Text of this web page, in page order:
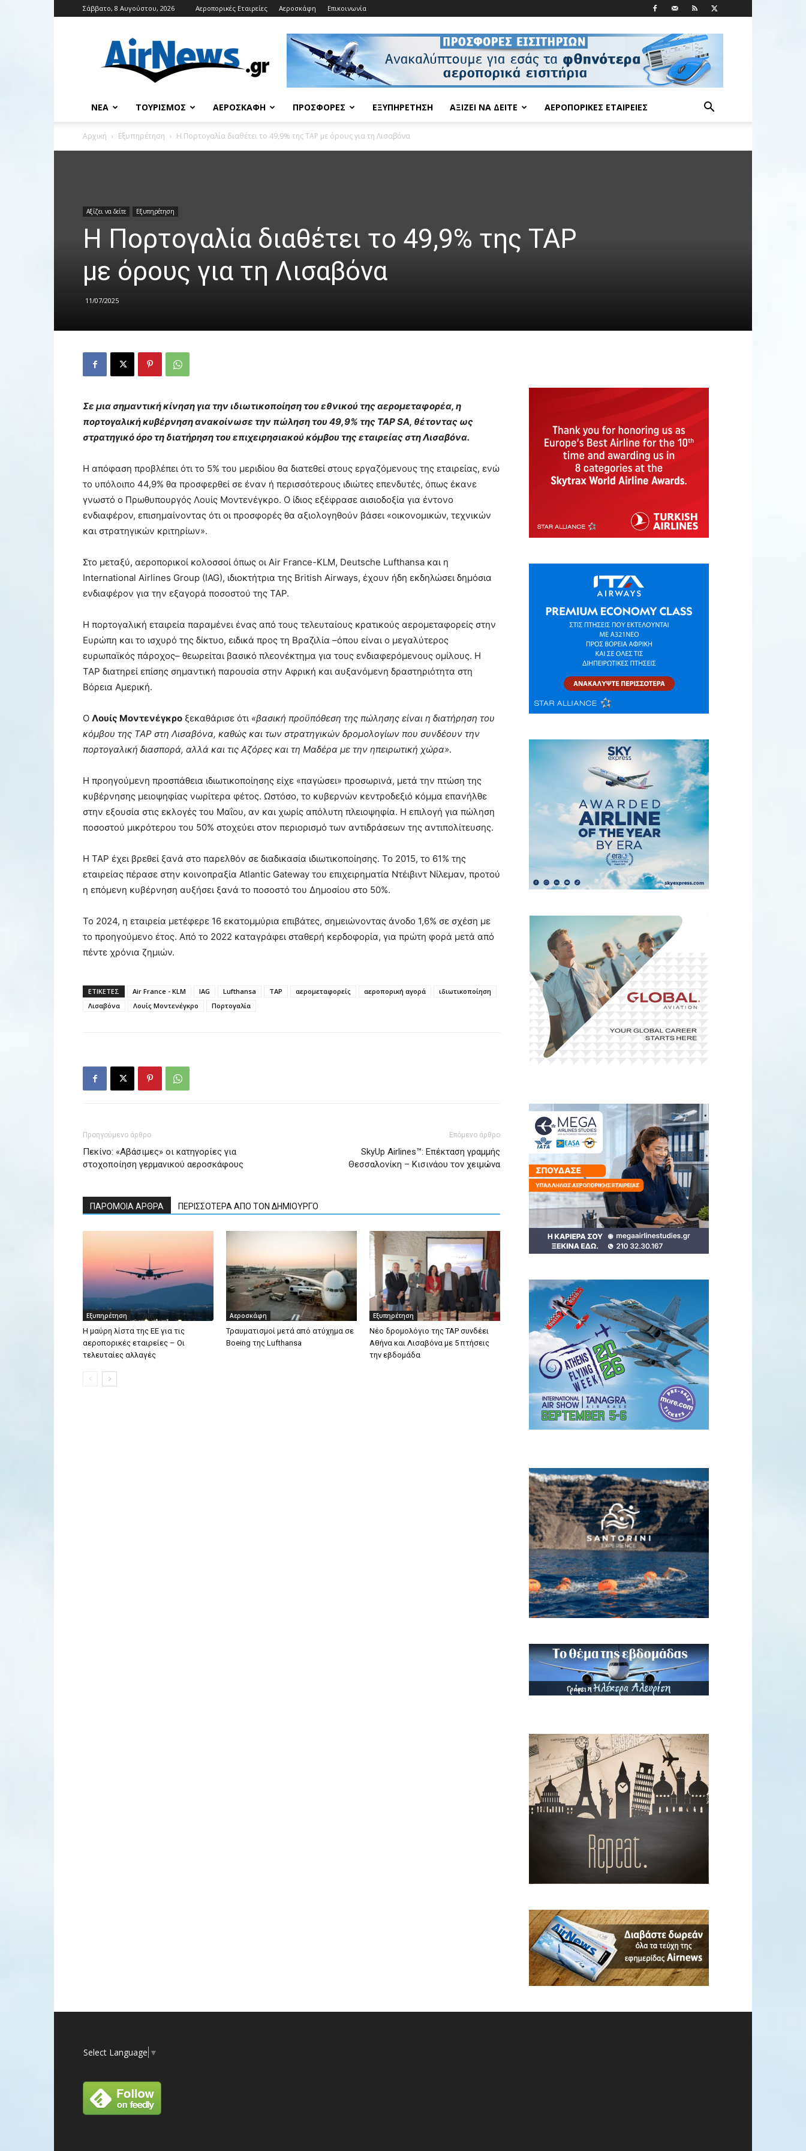
Σάββατο, 8 Αυγούστου, 2026 Αεροπορικές Εταιρείες Αεροσκάφη Επικοινωνία
ΝΈΑ ΤΟΥΡΙΣΜΌΣ ΑΕΡΟΣΚΆΦΗ ΠΡΟΣΦΟΡΈΣ ΕΞΥΠΗΡΈΤΗΣΗ ΑΞΊΖΕΙ ΝΑ ΔΕΊΤΕ ΑΕΡΟΠΟΡΙΚΈΣ ΕΤΑΙΡΕΊΕΣ
Αρχική Εξυπηρέτηση Η Πορτογαλία διαθέτει το 49,9% της TAP με όρους για τη Λισαβόνα
Αξίζει να δείτε Εξυπηρέτηση
Η Πορτογαλία διαθέτει το 49,9% της TAP
με όρους για τη Λισαβόνα
11/07/2025
Σε μια σημαντική κίνηση για την ιδιωτικοποίηση του εθνικού της αερομεταφορέα, η
πορτογαλική κυβέρνηση ανακοίνωσε την πώληση του 49,9% της TAP SA, θέτοντας ως
στρατηγικό όρο τη διατήρηση του επιχειρησιακού κόμβου της εταιρείας στη Λισαβόνα.
Η απόφαση προβλέπει ότι το 5% του μεριδίου θα διατεθεί στους εργαζόμενους της εταιρείας, ενώ
το υπόλοιπο 44,9% θα προσφερθεί σε έναν ή περισσότερους ιδιώτες επενδυτές, όπως έκανε
γνωστό ο Πρωθυπουργός Λουίς Μοντενέγκρο. Ο ίδιος εξέφρασε αισιοδοξία για έντονο
ενδιαφέρον, επισημαίνοντας ότι οι προσφορές θα αξιολογηθούν βάσει «οικονομικών, τεχνικών
και στρατηγικών κριτηρίων».
Στο μεταξύ, αεροπορικοί κολοσσοί όπως οι Air France-KLM, Deutsche Lufthansa και η
International Airlines Group (IAG), ιδιοκτήτρια της British Airways, έχουν ήδη εκδηλώσει δημόσια
ενδιαφέρον για την εξαγορά ποσοστού της TAP.
Η πορτογαλική εταιρεία παραμένει ένας από τους τελευταίους κρατικούς αερομεταφορείς στην
Ευρώπη και το ισχυρό της δίκτυο, ειδικά προς τη Βραζιλία –όπου είναι ο μεγαλύτερος
ευρωπαϊκός πάροχος– θεωρείται βασικό πλεονέκτημα για τους ενδιαφερόμενους ομίλους. Η
TAP διατηρεί επίσης σημαντική παρουσία στην Αφρική και αυξανόμενη δραστηριότητα στη
Βόρεια Αμερική.
Ο Λουίς Μοντενέγκρο ξεκαθάρισε ότι «βασική προϋπόθεση της πώλησης είναι η διατήρηση του
κόμβου της TAP στη Λισαβόνα, καθώς και των στρατηγικών δρομολογίων που συνδέουν την
πορτογαλική διασπορά, αλλά και τις Αζόρες και τη Μαδέρα με την ηπειρωτική χώρα».
Η προηγούμενη προσπάθεια ιδιωτικοποίησης είχε «παγώσει» προσωρινά, μετά την πτώση της
κυβέρνησης μειοψηφίας νωρίτερα φέτος. Ωστόσο, το κυβερνών κεντροδεξιό κόμμα επανήλθε
στην εξουσία στις εκλογές του Μαΐου, αν και χωρίς απόλυτη πλειοψηφία. Η επιλογή για πώληση
ποσοστού μικρότερου του 50% στοχεύει στον περιορισμό των αντιδράσεων της αντιπολίτευσης.
Η TAP έχει βρεθεί ξανά στο παρελθόν σε διαδικασία ιδιωτικοποίησης. Το 2015, το 61% της
εταιρείας πέρασε στην κοινοπραξία Atlantic Gateway του επιχειρηματία Ντέιβιντ Νίλεμαν, προτού
η επόμενη κυβέρνηση αυξήσει ξανά το ποσοστό του Δημοσίου στο 50%.
Το 2024, η εταιρεία μετέφερε 16 εκατομμύρια επιβάτες, σημειώνοντας άνοδο 1,6% σε σχέση με
το προηγούμενο έτος. Από το 2022 καταγράφει σταθερή κερδοφορία, για πρώτη φορά μετά από
πέντε χρόνια ζημιών.
ΕΤΙΚΕΤΕΣ Air France - KLM IAG Lufthansa TAP αερομεταφορείς αεροπορική αγορά
ιδιωτικοποίηση
Λισαβόνα
Λουίς Μοντενέγκρο Πορτογαλία
Προηγούμενο άρθρο
Πεκίνο: «Αβάσιμες» οι κατηγορίες για
στοχοποίηση γερμανικού αεροσκάφους
Επόμενο άρθρο
SkyUp Airlines™: Επέκταση γραμμής
Θεσσαλονίκη – Κισινάου τον χειμώνα
ΠΑΡΟΜΟΙΑ ΑΡΘΡΑ ΠΕΡΙΣΣΟΤΕΡΑ ΑΠΟ ΤΟΝ ΔΗΜΙΟΥΡΓΟ
Εξυπηρέτηση
Η μαύρη λίστα της ΕΕ για τις
αεροπορικές εταιρείες – Οι
τελευταίες αλλαγές
Αεροσκάφη
Τραυματισμοί μετά από ατύχημα σε
Boeing της Lufthansa
Εξυπηρέτηση
Νέο δρομολόγιο της TAP συνδέει
Αθήνα και Λισαβόνα με 5 πτήσεις
την εβδομάδα
Select Language ▼